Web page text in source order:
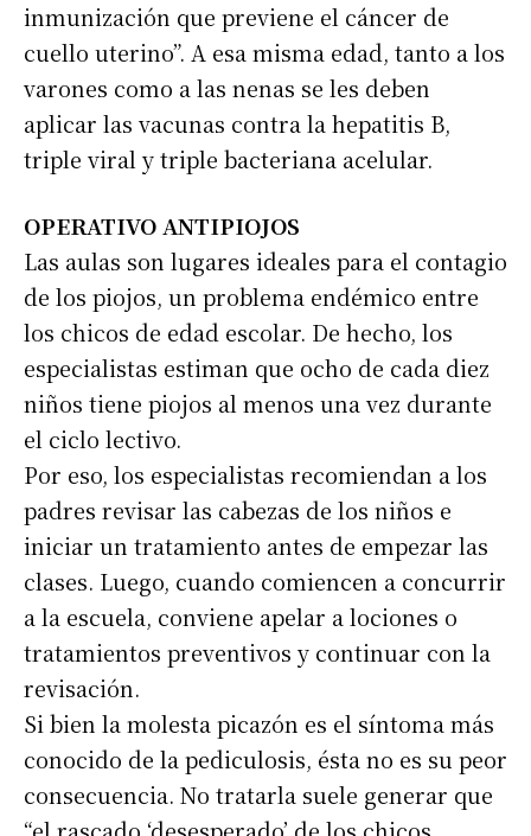
inmunización que previene el cáncer de
cuello uterino”. A esa misma edad, tanto a los
varones como a las nenas se les deben
aplicar las vacunas contra la hepatitis B,
triple viral y triple bacteriana acelular.
OPERATIVO ANTIPIOJOS
Las aulas son lugares ideales para el contagio
de los piojos, un problema endémico entre
los chicos de edad escolar. De hecho, los
especialistas estiman que ocho de cada diez
niños tiene piojos al menos una vez durante
el ciclo lectivo.
Por eso, los especialistas recomiendan a los
padres revisar las cabezas de los niños e
iniciar un tratamiento antes de empezar las
clases. Luego, cuando comiencen a concurrir
a la escuela, conviene apelar a lociones o
tratamientos preventivos y continuar con la
revisación.
Si bien la molesta picazón es el síntoma más
conocido de la pediculosis, ésta no es su peor
consecuencia. No tratarla suele generar que